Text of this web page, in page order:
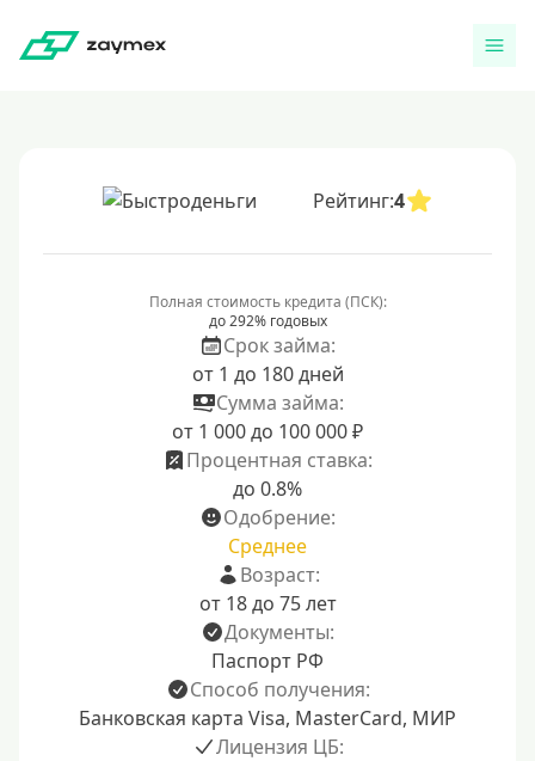
Рейтинг:4
Полная стоимость кредита (ПСК):
до 292% годовых
Срок займа:
от 1 до 180 дней
Сумма займа:
от 1 000 до 100 000 ₽
Процентная ставка:
до 0.8%
Одобрение:
Среднее
Возраст:
от 18 до 75 лет
Документы:
Паспорт РФ
Способ получения:
Банковская карта Visa, MasterCard, МИР
Лицензия ЦБ: